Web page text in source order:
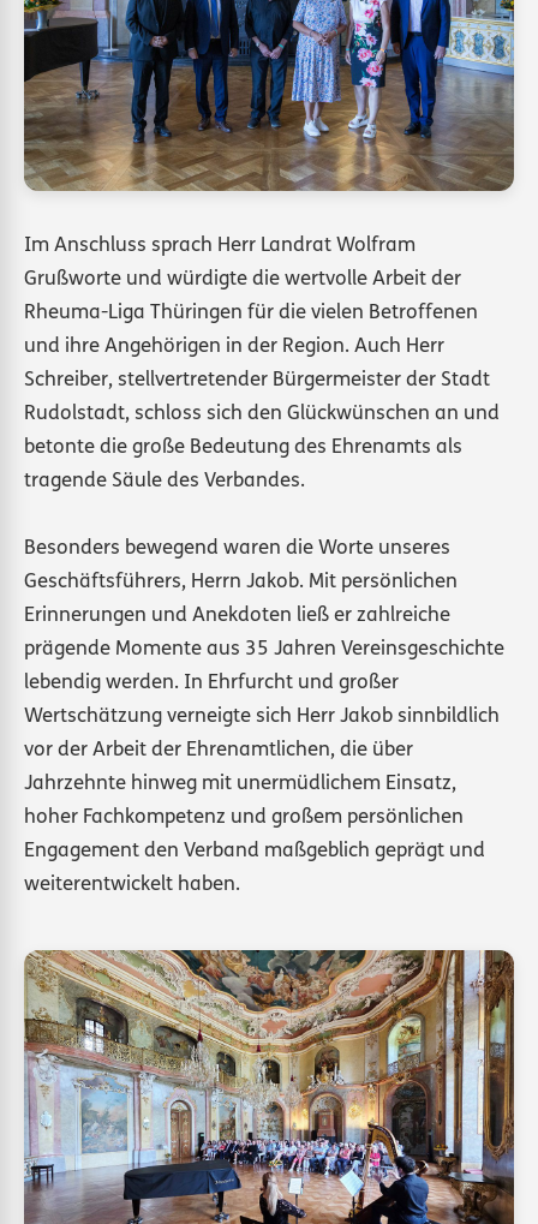
Im Anschluss sprach Herr Landrat Wolfram
Grußworte und würdigte die wertvolle Arbeit der
Rheuma-Liga Thüringen für die vielen Betroffenen
und ihre Angehörigen in der Region. Auch Herr
Schreiber, stellvertretender Bürgermeister der Stadt
Rudolstadt, schloss sich den Glückwünschen an und
betonte die große Bedeutung des Ehrenamts als
tragende Säule des Verbandes.
Besonders bewegend waren die Worte unseres
Geschäftsführers, Herrn Jakob. Mit persönlichen
Erinnerungen und Anekdoten ließ er zahlreiche
prägende Momente aus 35 Jahren Vereinsgeschichte
lebendig werden. In Ehrfurcht und großer
Wertschätzung verneigte sich Herr Jakob sinnbildlich
vor der Arbeit der Ehrenamtlichen, die über
Jahrzehnte hinweg mit unermüdlichem Einsatz,
hoher Fachkompetenz und großem persönlichen
Engagement den Verband maßgeblich geprägt und
weiterentwickelt haben.